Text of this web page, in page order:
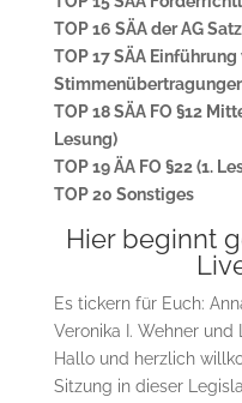
TOP 16 SÄA der AG
TOP 17 SÄA
TOP 18 SÄA FO §12
Lesung)
TOP 19 ÄA FO §22 (1.
TOP 20 Sonstiges
Hier beginnt
Es tickern für Euch:
Veronika I. Wehner und
Hallo und herzlich
Sitzung in dieser